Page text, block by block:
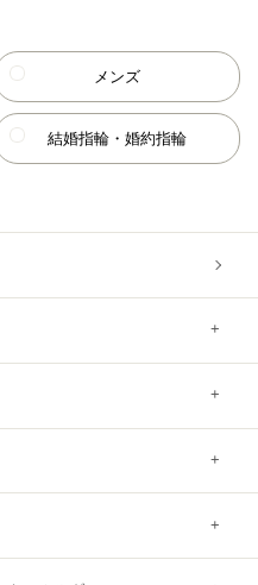
メンズ
結婚指輪・婚約指輪